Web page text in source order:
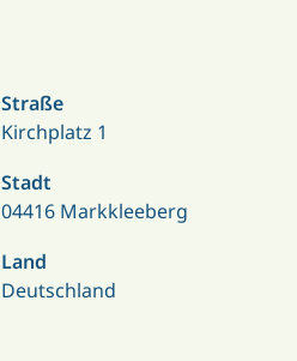
Straße
Kirchplatz 1
Stadt
04416 Markkleeberg
Land
Deutschland